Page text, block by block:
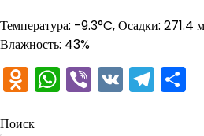
Температура: -9.3°C, Осадки: 271.4
Влажность: 43%
Odnoklassniki
WhatsApp
Viber
VK
Поиск